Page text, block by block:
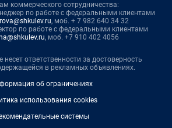
коммерческого сотрудничества:
по работе с федеральными клиентами
, моб. + 7 982 640 34 32
по работе с федеральными клиентами
, моб. +7 910 402 4056
несет ответственности за достоверность
в рекламных объявлениях.
об ограничениях
использования cookies
системы